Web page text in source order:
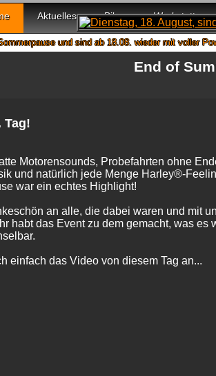
Aktuelles Bikes Werkstatt
und sind ab 18.08. wieder mit voller Power
End of
Tag!
Motorensounds, Probefahrten ohne
und natürlich jede Menge Harley®-
war ein echtes Highlight!
an alle, die dabei waren und mit
habt das Event zu dem gemacht, was es
einfach das Video von diesem Tag an...